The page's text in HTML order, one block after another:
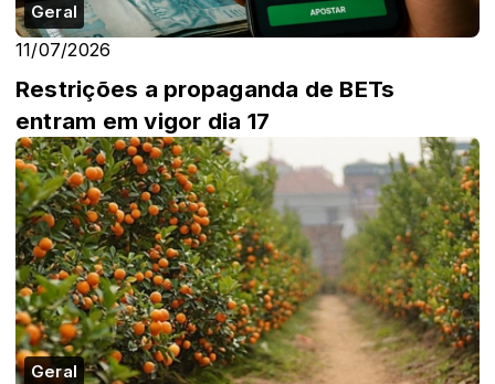
Geral
11/07/2026
Restrições a propaganda de BETs
entram em vigor dia 17
Geral